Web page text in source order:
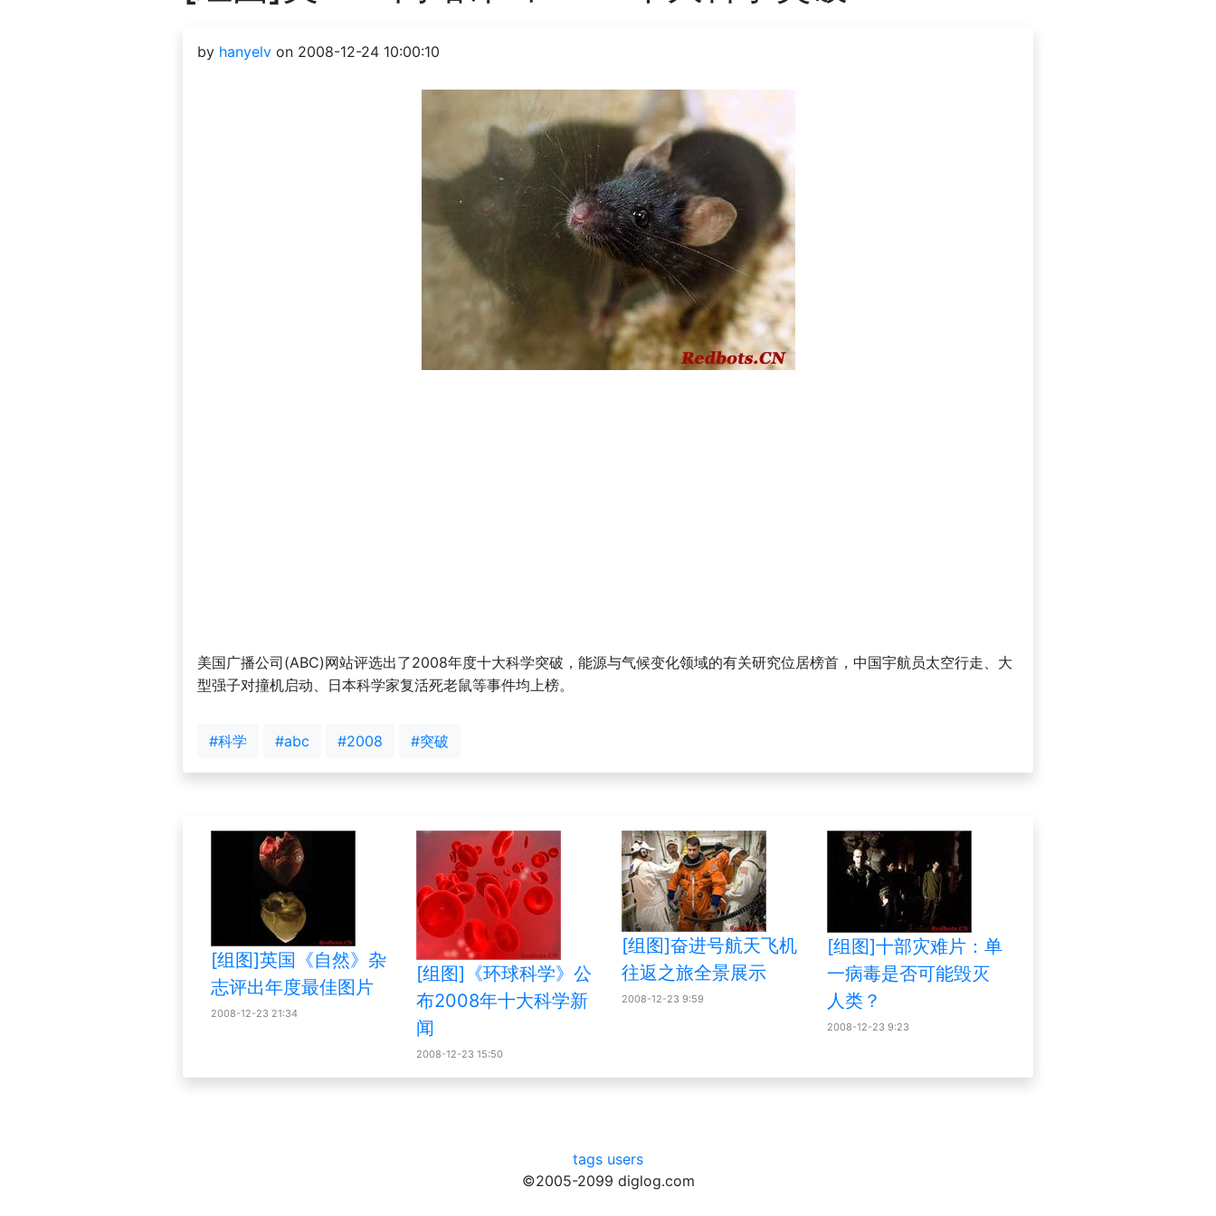
by hanyelv on 2008-12-24 10:00:10
美国广播公司(ABC)网站评选出了2008年度十大科学突破，能源与气候变化领域的有关研究位居榜首，中国宇航员太空行走、大
型强子对撞机启动、日本科学家复活死老鼠等事件均上榜。
#科学 #abc #2008 #突破
[组图]英国《自然》杂
志评出年度最佳图片
2008-12-23 21:34
[组图]《环球科学》公
布2008年十大科学新
闻
2008-12-23 15:50
[组图]奋进号航天飞机
往返之旅全景展示
2008-12-23 9:59
[组图]十部灾难片：单
一病毒是否可能毁灭
人类？
2008-12-23 9:23
tags users
©2005-2099 diglog.com